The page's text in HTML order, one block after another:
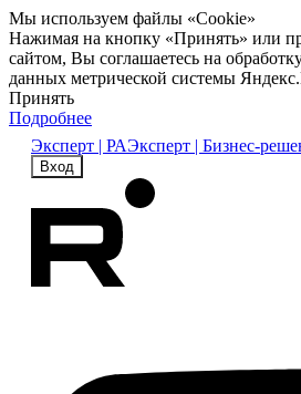
Мы используем файлы «Cookie»
Нажимая на кнопку «Принять» или
сайтом, Вы соглашаетесь на
данных метрической системы
Принять
Подробнее
Эксперт | РАЭксперт | Бизнес-
Вход